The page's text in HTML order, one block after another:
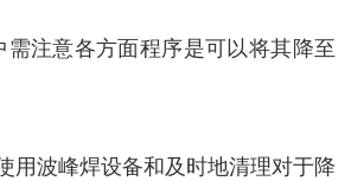
注意各方面程序是可以将其降至
用波峰焊设备和及时地清理对于降